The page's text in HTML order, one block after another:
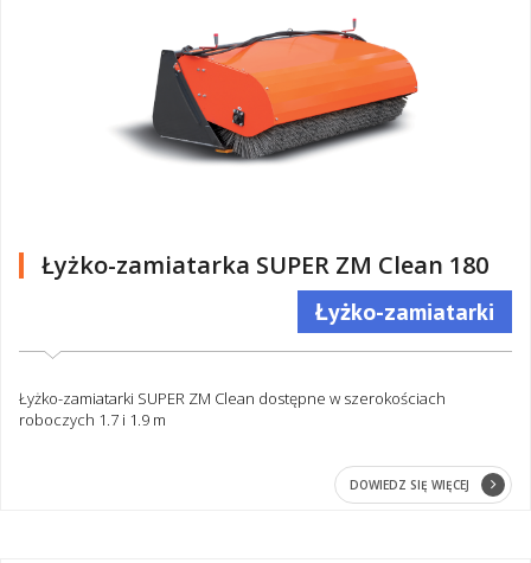
Łyżko-zamiatarka SUPER ZM Clean 180
Łyżko-zamiatarki
Łyżko-zamiatarki SUPER ZM Clean dostępne w szerokościach
roboczych 1.7 i 1.9 m
DOWIEDZ SIĘ WIĘCEJ